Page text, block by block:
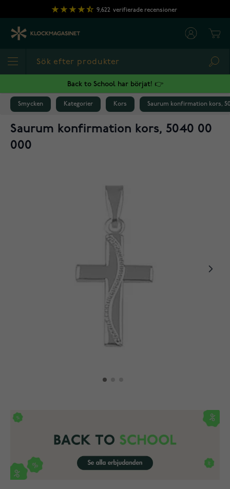
Hoppa till innehållet
9,622 verifierade recensioner
Back to School har börjat! 👉
Smycken Kategorier Kors Saurum konfirmation kors,
Saurum konfirmation kors, 5040 00
000